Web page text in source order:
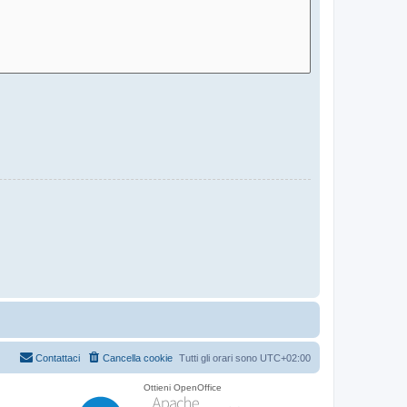
Tutti gli orari sono UTC+02:00
Cancella cookie
Contattaci
Ottieni OpenOffice